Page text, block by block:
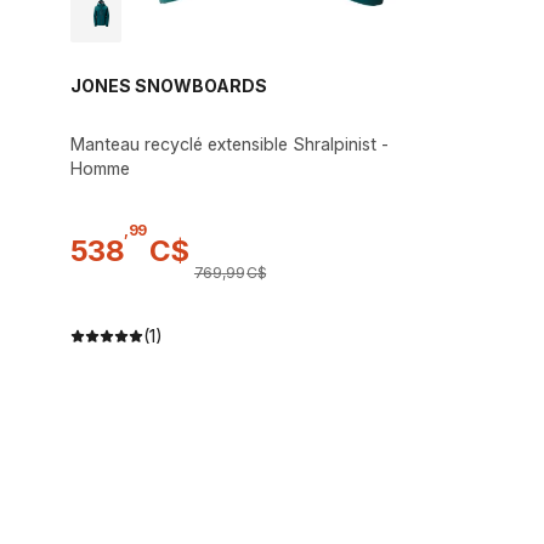
JONES SNOWBOARDS
Manteau recyclé extensible Shralpinist -
Homme
538
,99
C$
769,99C$
(1)